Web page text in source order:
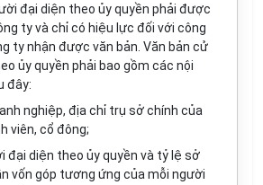
đại diện theo ủy quyền phải được
ty và chỉ có hiệu lực đối với công
ty nhận được văn bản. Văn bản cử
ủy quyền phải bao gồm các nội
đây:
nghiệp, địa chỉ trụ sở chính của
viên, cổ đông;
đại diện theo ủy quyền và tỷ lệ sở
vốn góp tương ứng của mỗi người